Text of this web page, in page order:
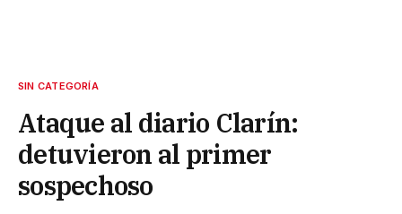
SIN CATEGORÍA
Ataque al diario Clarín:
detuvieron al primer
sospechoso